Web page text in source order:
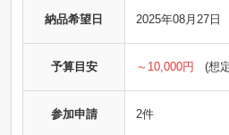
納品希望日 2025年08月27日
予算目安 ～10,000円 (想
参加申請 2件